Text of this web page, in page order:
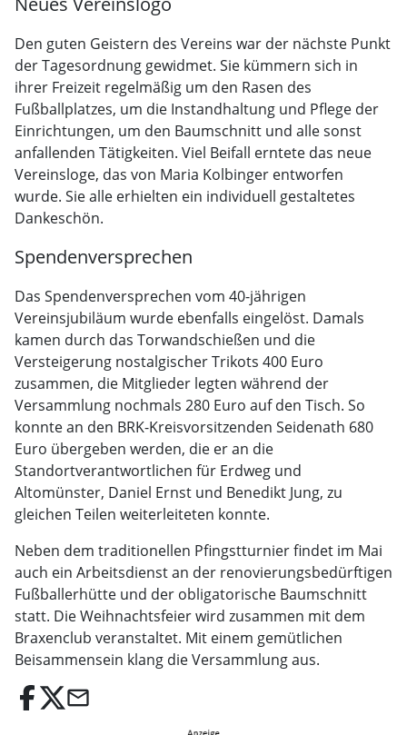
Den guten Geistern des Vereins war der nächste Punkt
der Tagesordnung gewidmet. Sie kümmern sich in
ihrer Freizeit regelmäßig um den Rasen des
Fußballplatzes, um die Instandhaltung und Pflege der
Einrichtungen, um den Baumschnitt und alle sonst
anfallenden Tätigkeiten. Viel Beifall erntete das neue
Vereinsloge, das von Maria Kolbinger entworfen
wurde. Sie alle erhielten ein individuell gestaltetes
Dankeschön.
Spendenversprechen
Das Spendenversprechen vom 40-jährigen
Vereinsjubiläum wurde ebenfalls eingelöst. Damals
kamen durch das Torwandschießen und die
Versteigerung nostalgischer Trikots 400 Euro
zusammen, die Mitglieder legten während der
Versammlung nochmals 280 Euro auf den Tisch. So
konnte an den BRK-Kreisvorsitzenden Seidenath 680
Euro übergeben werden, die er an die
Standortverantwortlichen für Erdweg und
Altomünster, Daniel Ernst und Benedikt Jung, zu
gleichen Teilen weiterleiteten konnte.
Neben dem traditionellen Pfingstturnier findet im Mai
auch ein Arbeitsdienst an der renovierungsbedürftigen
Fußballerhütte und der obligatorische Baumschnitt
statt. Die Weihnachtsfeier wird zusammen mit dem
Braxenclub veranstaltet. Mit einem gemütlichen
Beisammensein klang die Versammlung aus.
email